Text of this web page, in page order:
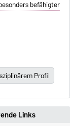
befähigter
Profil
Links